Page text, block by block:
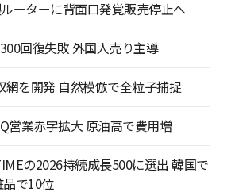
ーターに背面口発覚販売停止へ
回復失敗 外国人売り主導
網を開発 自然模倣で全粒子捕捉
営業赤字拡大 原油高で費用増
の2026持続成長500に選出 韓国で
品で10位